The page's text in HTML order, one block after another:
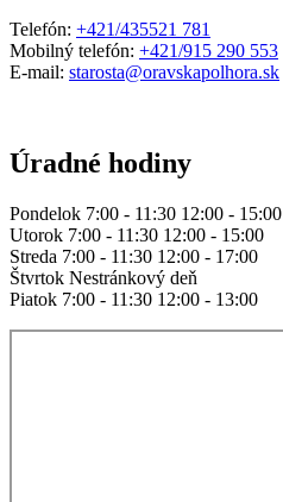
Telefón: +421/435521 781
Mobilný telefón: +421/915 290 553
E-mail: starosta@oravskapolhora.sk
Úradné hodiny
Pondelok 7:00 - 11:30 12:00 - 15:00
Utorok 7:00 - 11:30 12:00 - 15:00
Streda 7:00 - 11:30 12:00 - 17:00
Štvrtok Nestránkový deň
Piatok 7:00 - 11:30 12:00 - 13:00